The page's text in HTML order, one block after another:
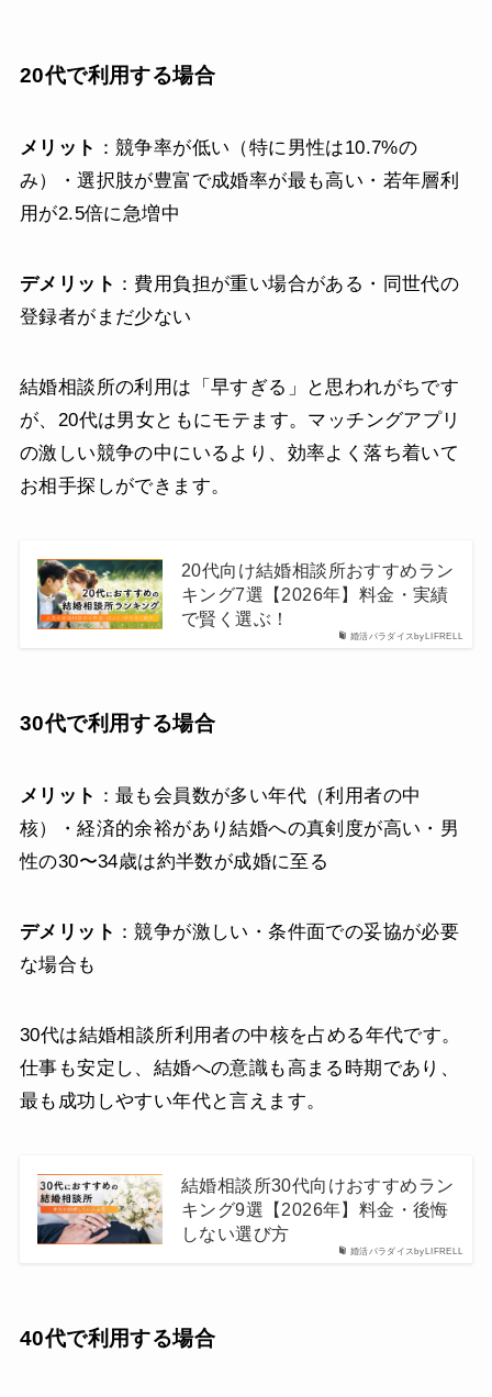
20代で利用する場合
メリット ：競争率が低い（特に男性は10.7%の
み）・選択肢が豊富で成婚率が最も高い・若年層利
用が2.5倍に急増中
デメリット ：費用負担が重い場合がある・同世代の
登録者がまだ少ない
結婚相談所の利用は「早すぎる」と思われがちです
が、20代は男女ともにモテます。マッチングアプリ
の激しい競争の中にいるより、効率よく落ち着いて
お相手探しができます。
婚活パラダイスbyLIFRELL
20代向け結婚相談所おすすめラン
キング7選【2026年】料金・実績
で賢く選ぶ！
30代で利用する場合
メリット ：最も会員数が多い年代（利用者の中
核）・経済的余裕があり結婚への真剣度が高い・男
性の30〜34歳は約半数が成婚に至る
デメリット ：競争が激しい・条件面での妥協が必要
な場合も
30代は結婚相談所利用者の中核を占める年代です。
仕事も安定し、結婚への意識も高まる時期であり、
最も成功しやすい年代と言えます。
婚活パラダイスbyLIFRELL
結婚相談所30代向けおすすめラン
キング9選【2026年】料金・後悔
しない選び方
40代で利用する場合